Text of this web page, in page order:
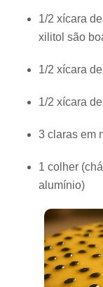
1/2 xícara
xilitol são
1/2 xícara
1/2 xícara
3 claras em
1 colher
alumínio)